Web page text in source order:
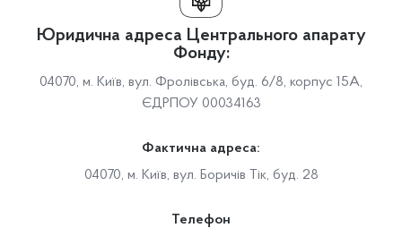
Юридична адреса Центрального апарату
Фонду:
04070, м. Київ, вул. Фролівська, буд. 6/8, корпус 15А,
ЄДРПОУ 00034163
Фактична адреса:
04070, м. Київ, вул. Боричів Тік, буд. 28
Телефон